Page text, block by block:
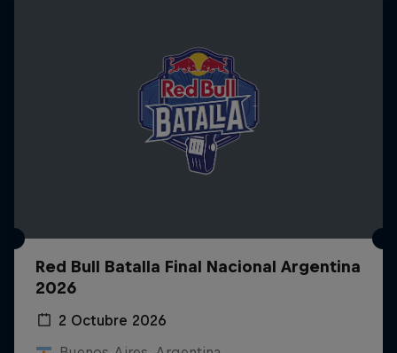
Red Bull Batalla Final Nacional Argentina
2026
2 Octubre 2026